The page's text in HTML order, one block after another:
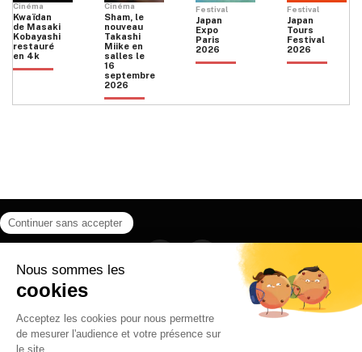
Cinéma
Kwaïdan
de Masaki
Kobayashi
restauré
en 4k
Cinéma
Sham, le
nouveau
Takashi
Miike en
salles le
16
septembre
2026
Festival
Japan
Expo
Paris
2026
Festival
Japan
Tours
Festival
2026
Instagram
CONTACT
POLITIQUE DE CONFIDENTIALITÉ